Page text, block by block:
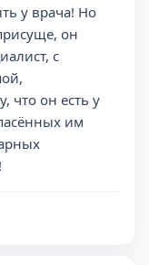
у врача! Но
он
с
что он есть у
им